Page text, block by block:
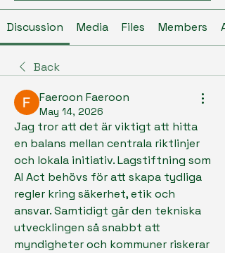
Discussion Media Files Members
Back
Faeroon Faeroon
May 14, 2026
Jag tror att det är viktigt att hitta
en balans mellan centrala riktlinjer
och lokala initiativ. Lagstiftning som
AI Act behövs för att skapa tydliga
regler kring säkerhet, etik och
ansvar. Samtidigt går den tekniska
utvecklingen så snabbt att
myndigheter och kommuner riskerar